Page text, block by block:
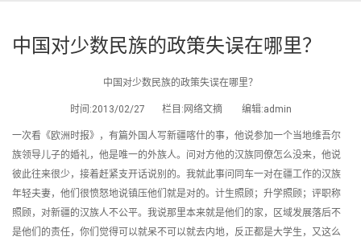
中国对少数民族的政策失误在哪里？
中国对少数民族的政策失误在哪里？
时间:2013/02/27 栏目:网络文摘 编辑:admin
一次看《欧洲时报》，有篇外国人写新疆喀什的事，他说参加一个当地维吾尔
族领导儿子的婚礼，他是唯一的外族人。问对方他的汉族同僚怎么没来，他说
彼此往来很少，接着赶紧支开话说别的。我就此事问同车一对在疆工作的汉族
年轻夫妻，他们很愤怒地说镇压他们就是对的。计生照顾；升学照顾；评职称
照顾，对新疆的汉族人不公平。我说那里本来就是他们的家，区域发展落后不
是他们的责任，你们觉得可以就呆不可以就去内地，反正都是大学生，又这么